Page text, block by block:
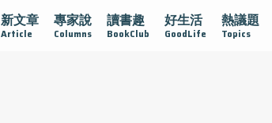
新文章
Article
專家說
Columns
讀書趣
BookClub
好生活
GoodLife
熱議題
Topics
再生醫學 愛的未來視 認識攝護腺肥大